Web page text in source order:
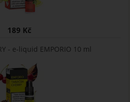
189 Kč
- e-liquid EMPORIO 10 ml